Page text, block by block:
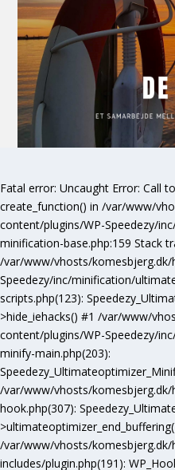
Fatal error: Uncaught Error: Call
create_function() in /var/www/
content/plugins/WP-Speedezy/
minification-base.php:159 Stack
/var/www/vhosts/
Speedezy/inc/minification/
scripts.php(123):
>hide_iehacks() #1 /var/www/
content/plugins/WP-Speedezy/
minify-main.php(203):
/var/www/vhosts/
hook.php(307):
/var/www/vhosts/
includes/plugin.php(191):